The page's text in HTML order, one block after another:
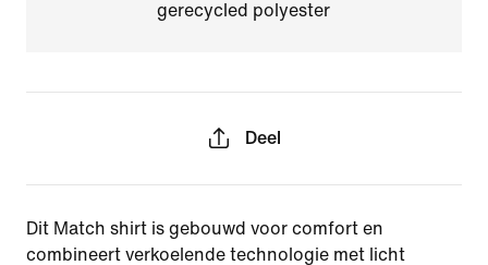
gerecycled polyester
Deel
Dit Match shirt is gebouwd voor comfort en
combineert verkoelende technologie met licht